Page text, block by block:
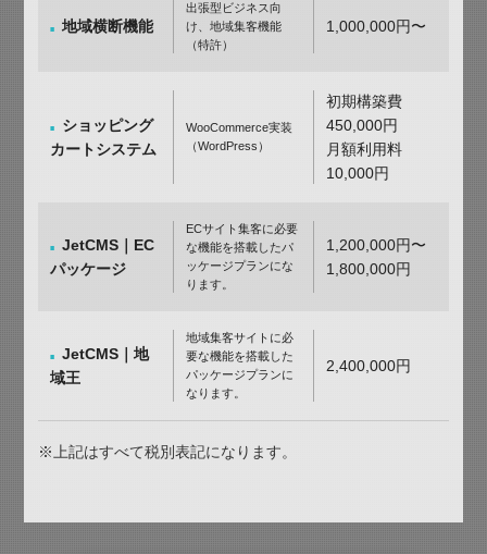
地域横断機能
出張型ビジネス向
け、地域集客機能
（特許）
1,000,000円〜
ショッピング
カートシステム
WooCommerce実装
（WordPress）
初期構築費
450,000円
月額利用料
10,000円
JetCMS｜EC
パッケージ
ECサイト集客に必要
な機能を搭載したパ
ッケージプランにな
ります。
1,200,000円〜
1,800,000円
JetCMS｜地
域王
地域集客サイトに必
要な機能を搭載した
パッケージプランに
なります。
2,400,000円
※上記はすべて税別表記になります。